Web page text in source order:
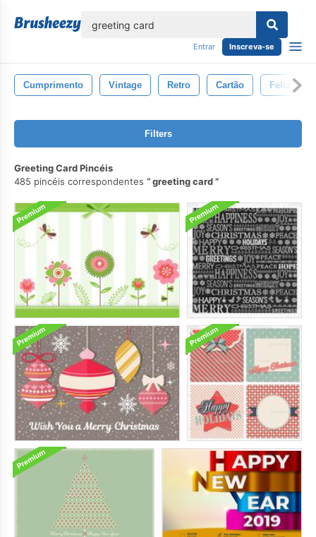
Entrar Inscreva-se
Cumprimento Vintage Retro Cartão Feliz
Filters
Greeting Card Pincéis
485 pincéis correspondentes
greeting card